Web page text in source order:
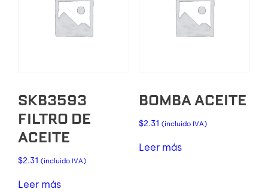
SKB3593
FILTRO DE
ACEITE
$2.31 (incluido IVA)
Leer más
BOMBA ACEITE
$2.31 (incluido IVA)
Leer más